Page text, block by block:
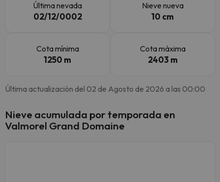
Última nevada
02/12/0002
Nieve nueva
10 cm
Cota mínima
1250 m
Cota máxima
2403 m
Última actualización del 02 de Agosto de 2026 a las 00:00
Nieve acumulada por temporada en
Valmorel Grand Domaine